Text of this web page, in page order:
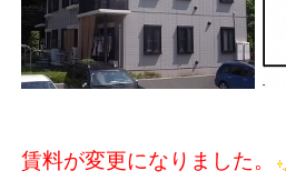
賃料が変更になりました。